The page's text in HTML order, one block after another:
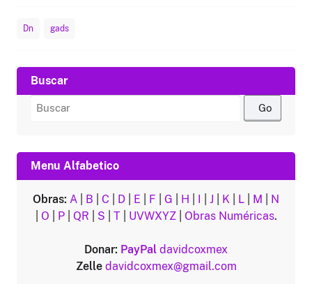
Dn gads
Buscar
Buscar
Menu Alfabetico
Obras: A B C D E F G H I J K L M
N
O P| QR S T| UVWXYZ| Obras Numéricas.
Donar: PayPal davidcoxmex
Zelle davidcoxmex@gmail.com